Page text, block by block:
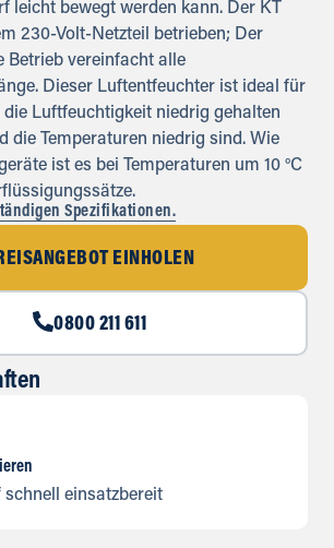
leicht bewegt werden kann. Der KT
230-Volt-Netzteil betrieben; Der
Betrieb vereinfacht alle
Dieser Luftentfeuchter ist ideal für
die Luftfeuchtigkeit niedrig gehalten
die Temperaturen niedrig sind. Wie
ist es bei Temperaturen um 10 °C
Spezifikationen.
EINHOLEN
0800 211 611
schnell einsatzbereit